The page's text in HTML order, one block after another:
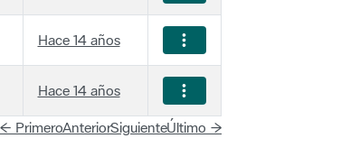
Hace 14 años
Hace 14 años
SiguienteÚltimo →